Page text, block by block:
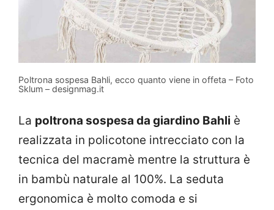
Poltrona sospesa Bahli, ecco quanto viene in offeta – Foto
Sklum – designmag.it
La poltrona sospesa da giardino Bahli è
realizzata in policotone intrecciato con la
tecnica del macramè mentre la struttura è
in bambù naturale al 100%. La seduta
ergonomica è molto comoda e si